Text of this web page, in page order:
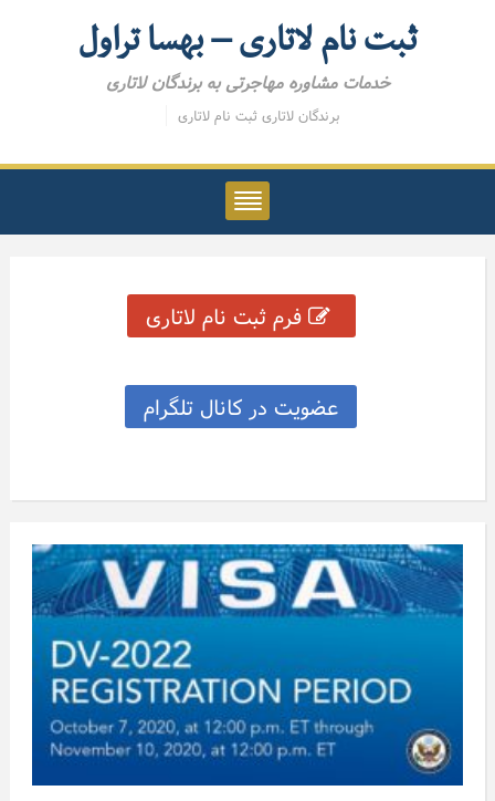
ثبت نام لاتاری – بهسا تراول
خدمات مشاوره مهاجرتی به برندگان لاتاری
برندگان لاتاری ثبت نام لاتاری
فرم ثبت نام لاتاری
عضویت در کانال تلگرام